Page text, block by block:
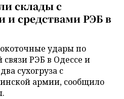
склады с
и средствами РЭБ в
удары по
РЭБ в Одессе и
сухогруза с
армии, сообщило